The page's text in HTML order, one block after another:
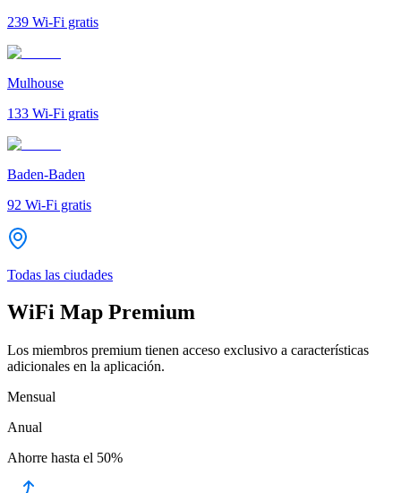
239 Wi-Fi gratis
Mulhouse
133 Wi-Fi gratis
Baden-Baden
92 Wi-Fi gratis
Todas las ciudades
WiFi Map Premium
Los miembros premium tienen acceso exclusivo a características
adicionales en la aplicación.
Mensual
Anual
Ahorre hasta el 50%